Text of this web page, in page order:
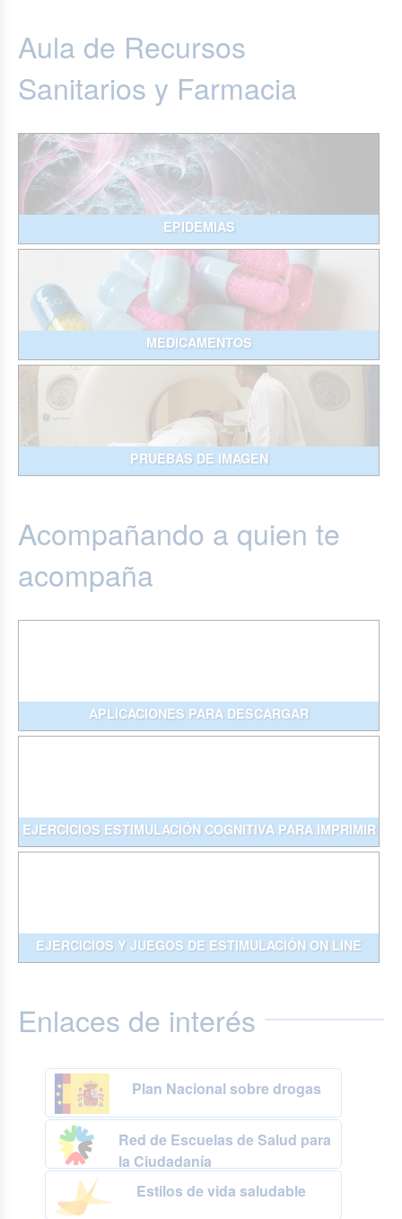
Aula de Recursos
Sanitarios y Farmacia
EPIDEMIAS
MEDICAMENTOS
PRUEBAS DE IMAGEN
Acompañando a quien te
acompaña
APLICACIONES PARA DESCARGAR
EJERCICIOS ESTIMULACIÓN COGNITIVA PARA IMPRIMIR
EJERCICIOS Y JUEGOS DE ESTIMULACIÓN ON LINE
Enlaces de interés
Plan Nacional sobre drogas
Red de Escuelas de Salud para
la Ciudadanía
Estilos de vida saludable